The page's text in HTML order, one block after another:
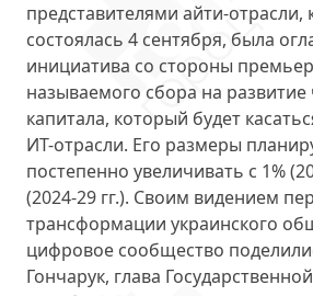
представителями айти-отрасли,
состоялась 4 сентября, была
инициатива со стороны
называемого сбора на развитие
капитала, который будет
ИТ-отрасли. Его размеры
постепенно увеличивать с 1%
(2024-29 гг.). Своим видением
трансформации украинского
цифровое сообщество
Гончарук, глава